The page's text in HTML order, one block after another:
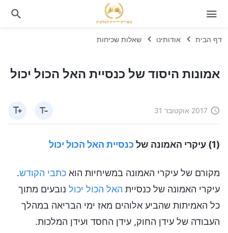
דף הבית אודותינו שאלות שכיחות
אמונות היסוד של כנסיית האל הכול יכול
2017 אוקטובר 31
(1) עיקרי האמונה של כנסיית האל הכול יכול
מקורם של עיקרי האמונה במשיחיות הוא כתבי הקודש.
עיקרי האמונה של כנסיית האל הכול יכול נובעים מתוך
כל האמיתות שהביע אלוהים מאז ימי הבריאה במהלך
העבודה של עידן החוק, עידן החסד ועידן המלכות.